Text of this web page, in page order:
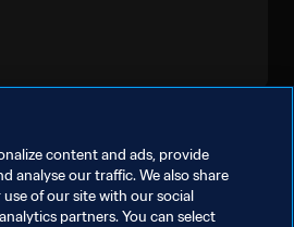
content and ads, provide
analyse our traffic. We also share
of our site with our social
partners. You can select